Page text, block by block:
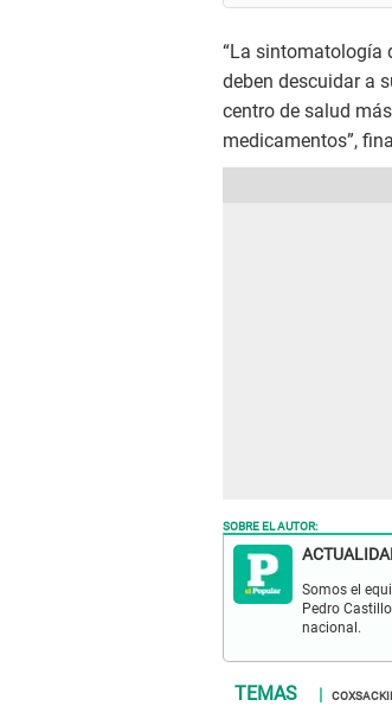
“La sintomatología
deben descuidar a
centro de salud
medicamentos”,
SOBRE EL AUTOR:
Somos el
Pedro
nacional.